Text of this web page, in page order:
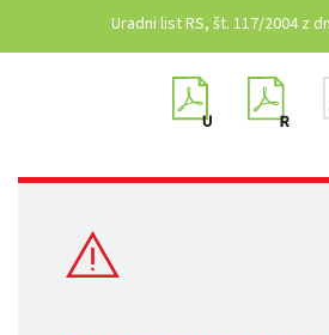
Uradni list RS, št. 117/2004 z